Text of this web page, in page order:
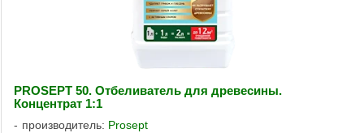
PROSEPT 50. Отбеливатель для древесины.
Концентрат 1:1
производитель: Prosept